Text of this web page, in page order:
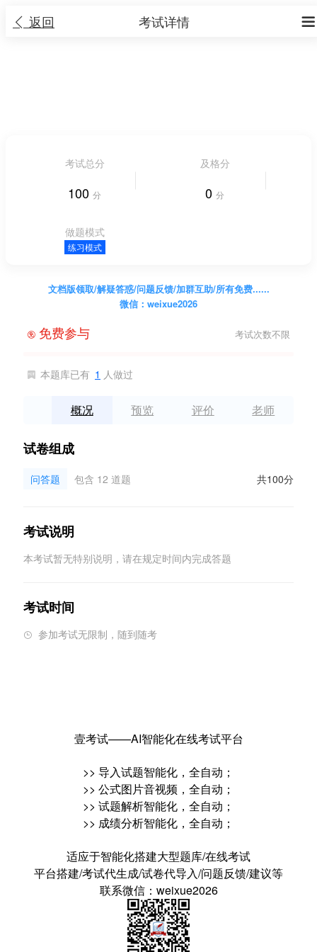
 返回 
考试详情
考试总分
100 分
及格分
0 分
做题模式
练习模式
文档版领取/解疑答惑/问题反馈/加群互助/所有免费......
微信：weixue2026
考试次数不限
 免费参与
 本题库已有 1 人做过
概况 预览 评价 老师
试卷组成
问答题 包含 12 道题 共100分
考试说明
本考试暂无特别说明，请在规定时间内完成答题
考试时间
 参加考试无限制，随到随考
壹考试——AI智能化在线考试平台
>> 导入试题智能化，全自动；
>> 公式图片音视频，全自动；
>> 试题解析智能化，全自动；
>> 成绩分析智能化，全自动；
适应于智能化搭建大型题库/在线考试
平台搭建/考试代生成/试卷代导入/问题反馈/建议等
联系微信：weixue2026